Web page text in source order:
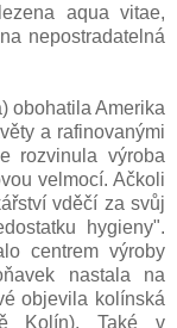
aqua vitae,
nepostradatelná
obohatila Amerika
a rafinovanými
rozvinula výroba
velmocí. Ačkoli
vděčí za svůj
hygieny".
centrem výroby
nastala na
objevila kolínská
Kolín). Také v